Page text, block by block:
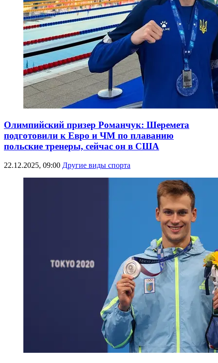
Олимпийский призер Романчук: Шеремета
подготовили к Евро и ЧМ по плаванию
польские тренеры, сейчас он в США
22.12.2025, 09:00 Другие виды спорта